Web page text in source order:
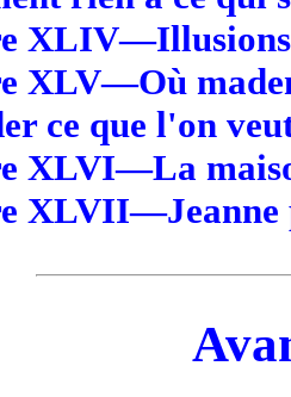
XLIV—Illusions
XLV—Où
ce que l'on
XLVI—La
XLVII—Jeanne